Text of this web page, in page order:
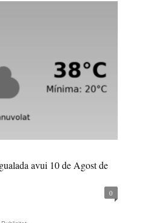
avui 10 de Agost de
0